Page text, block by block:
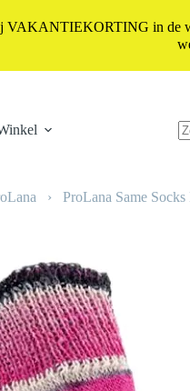
› ProLana Same
VAKANTIEKORTING in de